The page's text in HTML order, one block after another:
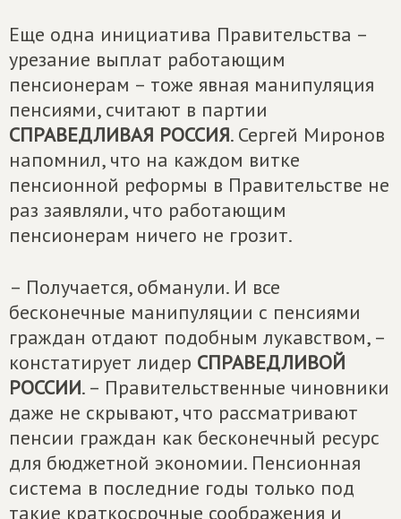
Еще одна инициатива Правительства –
урезание выплат работающим
пенсионерам – тоже явная манипуляция
пенсиями, считают в партии
СПРАВЕДЛИВАЯ РОССИЯ. Сергей Миронов
напомнил, что на каждом витке
пенсионной реформы в Правительстве не
раз заявляли, что работающим
пенсионерам ничего не грозит.
– Получается, обманули. И все
бесконечные манипуляции с пенсиями
граждан отдают подобным лукавством, –
констатирует лидер СПРАВЕДЛИВОЙ
РОССИИ. – Правительственные чиновники
даже не скрывают, что рассматривают
пенсии граждан как бесконечный ресурс
для бюджетной экономии. Пенсионная
система в последние годы только под
такие краткосрочные соображения и